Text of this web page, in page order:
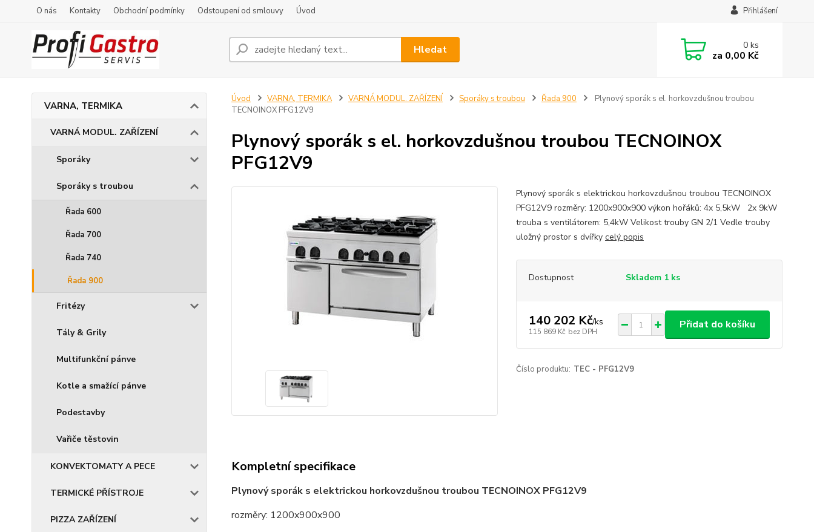
O nás Kontakty Obchodní podmínky Odstoupení od smlouvy Úvod Přihlášení
Hledat 0ks
za 0,00 Kč
VARNA, TERMIKA
VARNÁ MODUL. ZAŘÍZENÍ
Sporáky
Sporáky s troubou
Řada 600
Řada 700
Řada 740
Řada 900
Fritézy
Tály & Grily
Multifunkční pánve
Kotle a smažící pánve
Podestavby
Vařiče těstovin
KONVEKTOMATY A PECE
TERMICKÉ PŘÍSTROJE
PIZZA ZAŘÍZENÍ
Úvod VARNA, TERMIKA VARNÁ MODUL. ZAŘÍZENÍ Sporáky s troubou Řada 900
Plynový sporák s el. horkovzdušnou troubou
TECNOINOX PFG12V9
Plynový sporák s el. horkovzdušnou troubou TECNOINOX
PFG12V9
Plynový sporák s elektrickou horkovzdušnou troubou TECNOINOX
PFG12V9 rozměry: 1200x900x900 výkon hořáků: 4x 5,5kW 2x 9kW
trouba s ventilátorem: 5,4kW Velikost trouby GN 2/1 Vedle trouby
uložný prostor s dvířky celý popis
Dostupnost Skladem 1 ks
140 202 Kč/ks
115 869 Kč bez DPH
Přidat do košíku
Číslo produktu: TEC - PFG12V9
Kompletní specifikace
Plynový sporák s elektrickou horkovzdušnou troubou TECNOINOX PFG12V9
rozměry: 1200x900x900